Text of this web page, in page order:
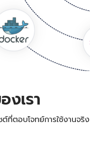
เรา
ที่ตอบโจทย์การใช้งานจริง